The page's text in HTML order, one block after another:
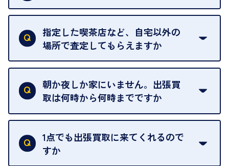
18歳未満の方は、保護者の同意があってもご利用い
ただけません。
指定した喫茶店など、自宅以外の
場所で査定してもらえますか
ご自宅以外での査定はお引き受けできません。ご指
定のお店や、ほかのお客様への迷惑となることが考
えられるためです。
朝か夜しか家にいません。出張買
取は何時から何時までですか
ご訪問可能時間は、10時から19時です。
ただし、お品物の種類や量によっては対応させてい
ただくことがあります。
1点でも出張買取に来てくれるので
すか